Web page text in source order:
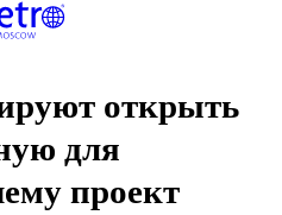
открыть
для
проект